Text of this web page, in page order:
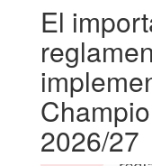
El
2026/27